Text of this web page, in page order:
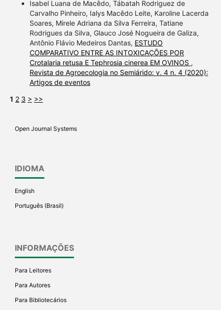
Isabel Luana de Macêdo, Tábatah Rodriguez de
Carvalho Pinheiro, Ialys Macêdo Leite, Karoline Lacerda
Soares, Mirele Adriana da Silva Ferreira, Tatiane
Rodrigues da Silva, Glauco José Nogueira de Galiza,
Antônio Flávio Medeiros Dantas, ESTUDO
COMPARATIVO ENTRE AS INTOXICAÇÕES POR
Crotalaria retusa E Tephrosia cinerea EM OVINOS ,
Revista de Agroecologia no Semiárido: v. 4 n. 4 (2020):
Artigos de eventos
1 2 3 > >>
Open Journal Systems
IDIOMA
English
Português (Brasil)
INFORMAÇÕES
Para Leitores
Para Autores
Para Bibliotecários